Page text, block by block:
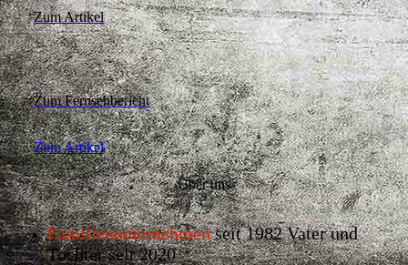
Zum Artikel
Zum Fernsehbericht
Zum Artikel
Über uns
Familienunternehmenseit 1982 Vater und
Tochter seit 2020